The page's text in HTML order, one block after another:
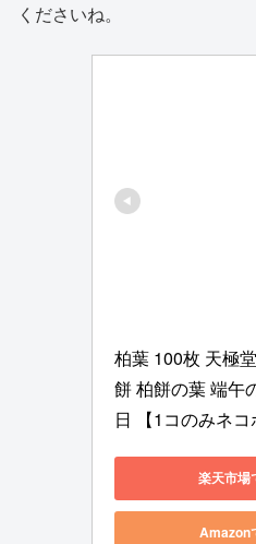
くださいね。
柏葉 100枚 天極
餅 柏餅の葉 端午
日 【1コのみネコ
楽天市場
Amazon